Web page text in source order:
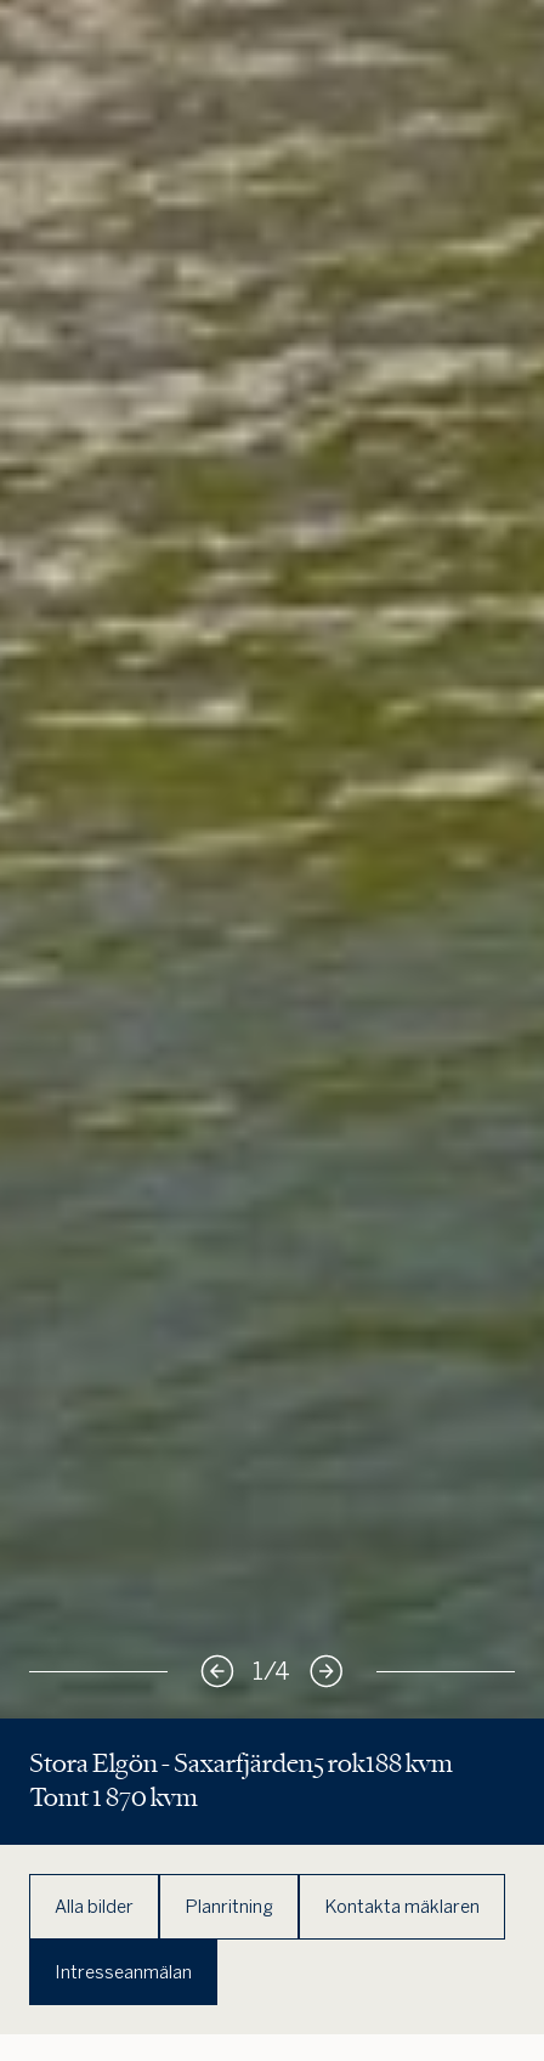
1/4
Stora Elgön - Saxarfjärden5 rok188 kvm
Tomt 1 870 kvm
Alla bilder Planritning Kontakta mäklaren
Intresseanmälan